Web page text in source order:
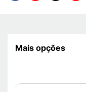
Mais opções